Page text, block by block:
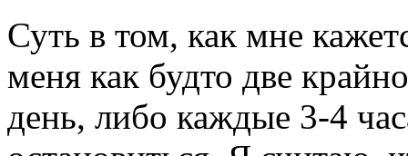
Суть в том, как мне
меня как будто две
день, либо каждые 3-4